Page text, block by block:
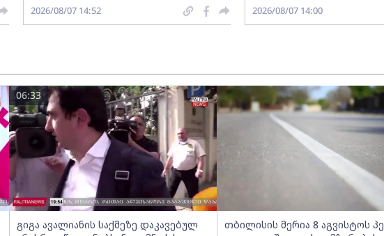
2026/08/07 14:52 2026/08/07 14:00
გიგა ავალიანის საქმეზე დაკავებულ
06:33
თბილისის მერია 8 აგვისტოს